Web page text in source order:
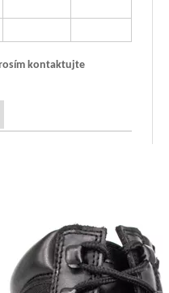
kontaktujte